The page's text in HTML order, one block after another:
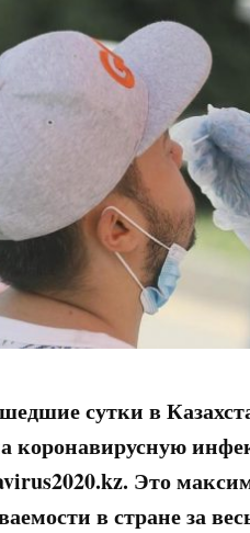
сутки в
коронавирусную
Это
в стране за